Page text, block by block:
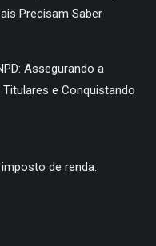
Precisam Saber
Assegurando a
e Conquistando
de renda.